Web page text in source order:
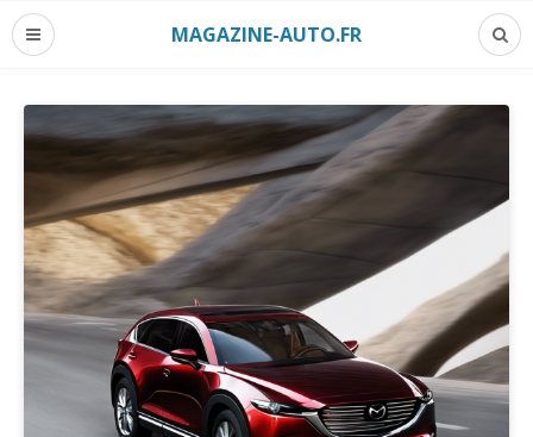
MAGAZINE-AUTO.FR